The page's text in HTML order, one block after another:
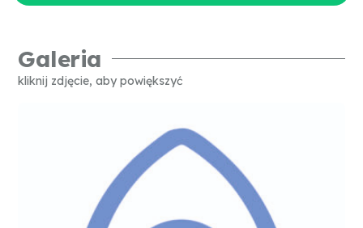
Galeria
kliknij zdjęcie, aby powiększyć